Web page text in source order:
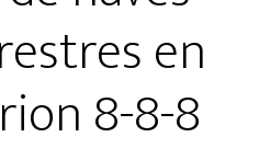
en
8-8-8